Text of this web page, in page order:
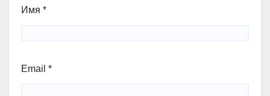
Имя *
Email *